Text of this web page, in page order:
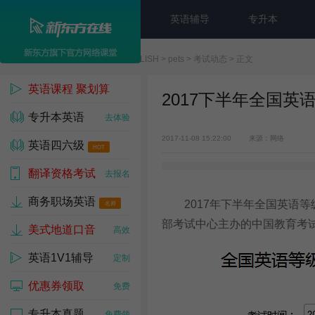
英语辅导 专升本
新东方在线> ENGLISH > pets > 考试动态 > 正文
英语课程 聚划算
1w人已参与
专升本英语 去体验
英语四六级 HOT
去试听
翻译资格考试 去报名
商务职场英语 名师
美式地道口音 高效
英语1V1辅导 定制
优惠券领取 免费
2017下半年全国英
2017-11-08 15:22:00 来源：网络
2017年下半年全国英语等
部考试中心主办的中国教育考